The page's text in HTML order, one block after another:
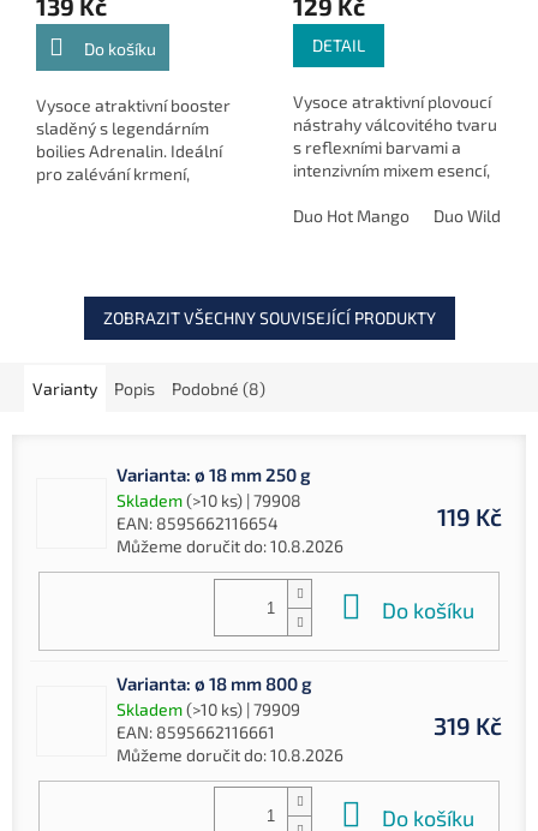
139 Kč
Do košíku
Vysoce atraktivní booster
sladěný s legendárním
boilies Adrenalin. Ideální
pro zalévání krmení,
129 Kč
DETAIL
Vysoce atraktivní plovoucí
nástrahy válcovitého tvaru
s reflexními barvami a
intenzivním mixem esencí,
vycházky, závody a chladné
Duo Hot Mango Duo Wild
ZOBRAZIT VŠECHNY SOUVISEJÍCÍ PRODUKTY
Varianty Popis Podobné (8)
Varianta: ø 18 mm 250 g
Skladem(>10 ks) | 79908
EAN: 8595662116654
Můžeme doručit do:10.8.2026
119 Kč
Do košíku
Varianta: ø 18 mm 800 g
Skladem(>10 ks) | 79909
EAN: 8595662116661
Můžeme doručit do:10.8.2026
319 Kč
Do košíku